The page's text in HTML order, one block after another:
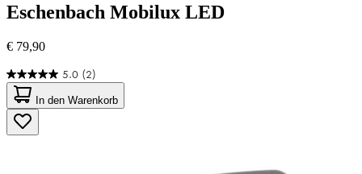
Eschenbach Mobilux LED
€ 79,90
5.0 (2)
5.0
von
5
Sternen.
2
In den Warenkorb